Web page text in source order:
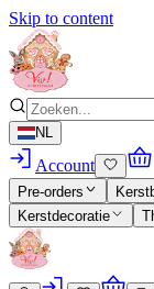
Skip to content
NL
Account
Pre-orders
Kerstdecoratie